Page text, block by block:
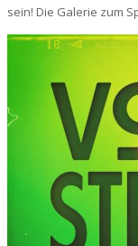
sein! Die Galerie zum